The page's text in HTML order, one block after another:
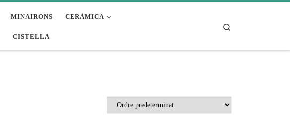
MINAIRONS CERÀMICA
CISTELLA